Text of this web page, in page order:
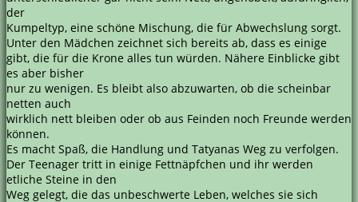
der
Kumpeltyp, eine schöne Mischung, die für Abwechslung sorgt.
Unter den Mädchen zeichnet sich bereits ab, dass es einige
gibt, die für die Krone alles tun würden. Nähere Einblicke gibt
es aber bisher
nur zu wenigen. Es bleibt also abzuwarten, ob die scheinbar
netten auch
wirklich nett bleiben oder ob aus Feinden noch Freunde werden
können.
Es macht Spaß, die Handlung und Tatyanas Weg zu verfolgen.
Der Teenager tritt in einige Fettnäpfchen und ihr werden
etliche Steine in den
Weg gelegt, die das unbeschwerte Leben, welches sie sich